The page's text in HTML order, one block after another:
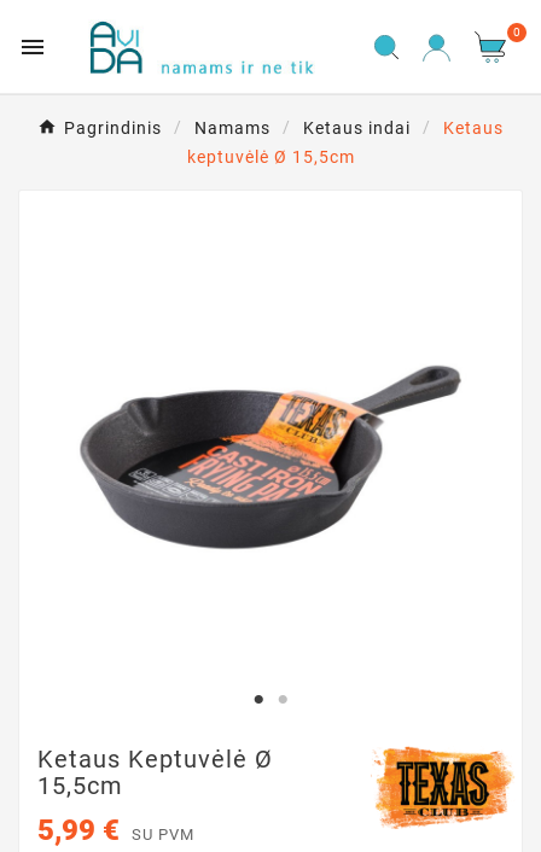

0
Pagrindinis Namams Ketaus indai
Ketaus
keptuvėlė Ø 15,5cm
Ketaus Keptuvėlė Ø
15,5cm
5,99 € SU PVM